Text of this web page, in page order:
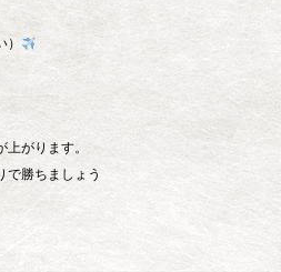
がります。
で勝ちましょう